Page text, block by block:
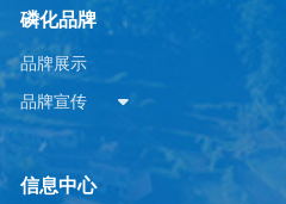
磷化品牌
品牌展示
品牌宣传
信息中心